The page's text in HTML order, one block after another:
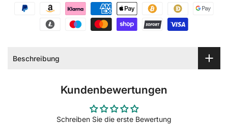
Beschreibung
Kundenbewertungen
Schreiben Sie die erste Bewertung